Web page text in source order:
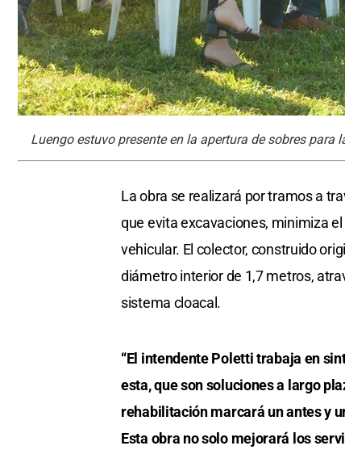
Luengo estuvo presente en la apertura de sobres para
La obra se realizará por tramos a
que evita excavaciones, minimiza
vehicular. El colector, construido
diámetro interior de 1,7 metros,
sistema cloacal.
“El intendente Poletti trabaja en
esta, que son soluciones a largo
rehabilitación marcará un antes y
Esta obra no solo mejorará los